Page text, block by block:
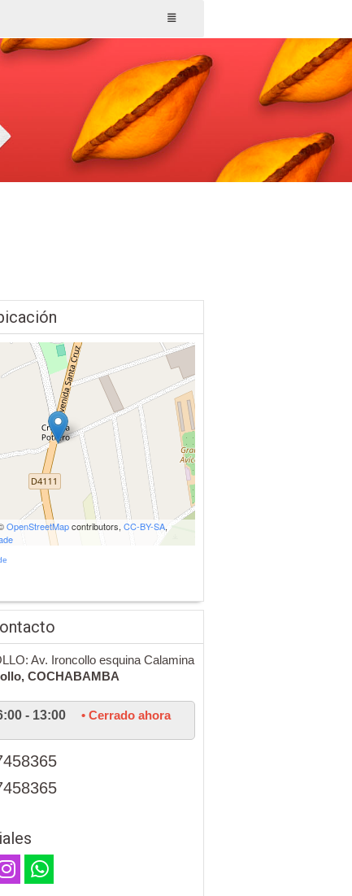
OpenStreetMapcontributors, CC-BY-SA,
Av. Ironcollo esquina Calamina
COCHABAMBA
- 13:00 • Cerrado ahora